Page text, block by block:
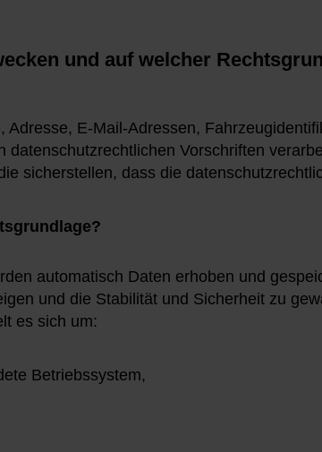
und auf welcher
E-Mail-Adressen,
Vorschriften
sicherstellen, dass die
automatisch Daten erhoben und
und die Stabilität und Sicherheit zu
es sich um:
Betriebssystem,